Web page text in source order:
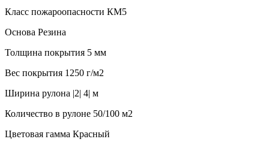
Класс пожароопасности КМ5
Основа Резина
Толщина покрытия 5 мм
Вес покрытия 1250 г/м2
Ширина рулона |2| 4| м
Количество в рулоне 50/100 м2
Цветовая гамма Красный